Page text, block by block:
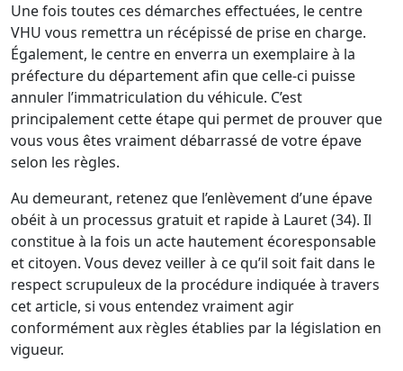
Une fois toutes ces démarches effectuées, le centre
VHU vous remettra un récépissé de prise en charge.
Également, le centre en enverra un exemplaire à la
préfecture du département afin que celle-ci puisse
annuler l’immatriculation du véhicule. C’est
principalement cette étape qui permet de prouver que
vous vous êtes vraiment débarrassé de votre épave
selon les règles.
Au demeurant, retenez que l’enlèvement d’une épave
obéit à un processus gratuit et rapide à Lauret (34). Il
constitue à la fois un acte hautement écoresponsable
et citoyen. Vous devez veiller à ce qu’il soit fait dans le
respect scrupuleux de la procédure indiquée à travers
cet article, si vous entendez vraiment agir
conformément aux règles établies par la législation en
vigueur.